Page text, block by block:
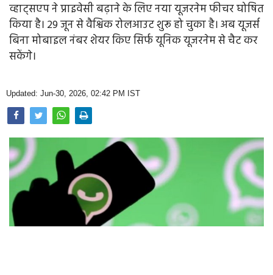
व्हाट्सएप ने प्राइवेसी बढ़ाने के लिए नया यूजरनेम फीचर घोषित
किया है। 29 जून से वैश्विक रोलआउट शुरू हो चुका है। अब यूजर्स
बिना मोबाइल नंबर शेयर किए सिर्फ यूनिक यूजरनेम से चैट कर
सकेंगे।
Updated: Jun-30, 2026, 02:42 PM IST